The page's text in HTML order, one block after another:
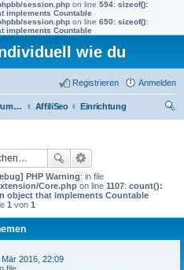
session.php on line 594: sizeof():
implements Countable
session.php on line 650: sizeof():
implements Countable
wie du
Anmelden
Registrieren
Nischenseiten Forum von AffiliSeo AffiliSeo
Einrichtung
PHP Warning: in file
Core.php on line 1107: count():
object that implements Countable
1 von 1
Mär 2016, 22:09